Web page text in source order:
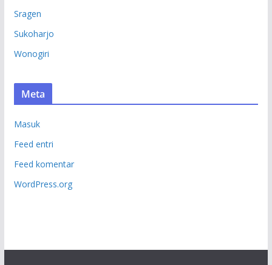
Sragen
Sukoharjo
Wonogiri
Meta
Masuk
Feed entri
Feed komentar
WordPress.org